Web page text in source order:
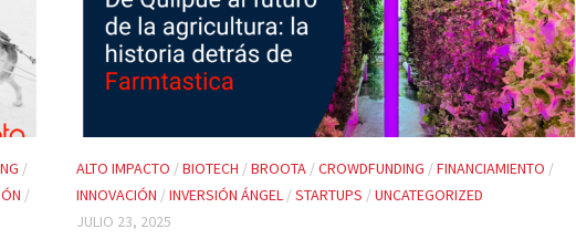
/
/
ALTO IMPACTO /BIOTECH /BROOTA /CROWDFUNDING /FINANCIAMIENTO /
INNOVACIÓN /INVERSIÓN ÁNGEL /STARTUPS /UNCATEGORIZED
JULIO 23, 2025